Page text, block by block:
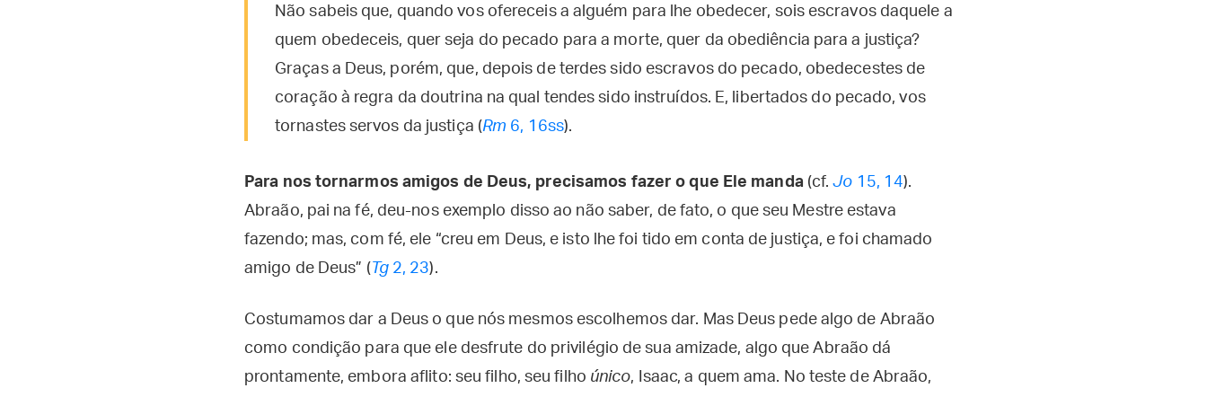
Não sabeis que, quando vos ofereceis a alguém para lhe obedecer, sois escravos daquele a
quem obedeceis, quer seja do pecado para a morte, quer da obediência para a justiça?
Graças a Deus, porém, que, depois de terdes sido escravos do pecado, obedecestes de
coração à regra da doutrina na qual tendes sido instruídos. E, libertados do pecado, vos
tornastes servos da justiça (Rm 6, 16ss).
Para nos tornarmos amigos de Deus, precisamos fazer o que Ele manda (cf.Jo 15, 14).
Abraão, pai na fé, deu-nos exemplo disso ao não saber, de fato, o que seu Mestre estava
fazendo; mas, com fé, ele “creu em Deus, e isto lhe foi tido em conta de justiça, e foi chamado
amigo de Deus” ( Tg2, 23).
Costumamos dar a Deus o que nós mesmos escolhemos dar. Mas Deus pede algo de Abraão
como condição para que ele desfrute do privilégio de sua amizade, algo que Abraão dá
prontamente, embora aflito: seu filho, seu filho único, Isaac, a quem ama. No teste de Abraão,